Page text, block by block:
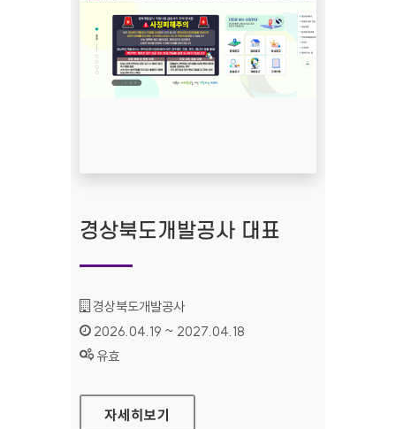
경상북도개발공사 대표
기관명 :
경상북도개발공사
인증기간 :
2026.04.19 ~ 2027.04.18
상태 :
유효
경상북도개발공사 대표
자세히보기